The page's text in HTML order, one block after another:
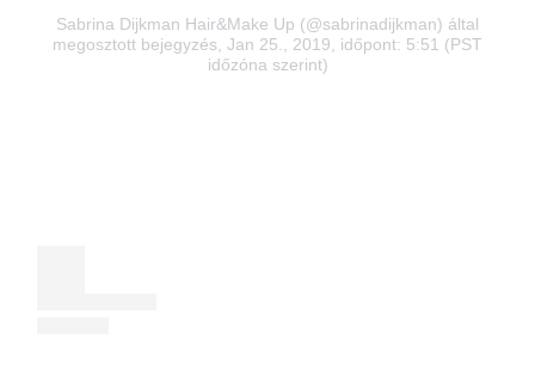
Sabrina Dijkman Hair&Make Up (@sabrinadijkman) által
megosztott bejegyzés, Jan 25., 2019, időpont: 5:51 (PST
időzóna szerint)